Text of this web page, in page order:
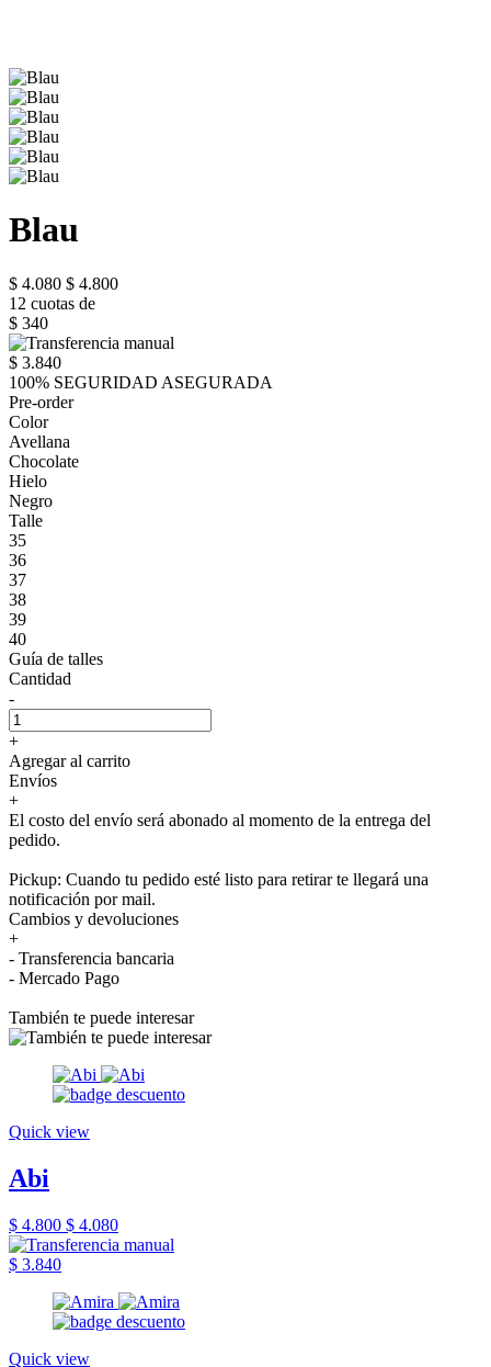
Blau
$ 4.080 $ 4.800
12 cuotas de
$ 340
$ 3.840
100% SEGURIDAD ASEGURADA
Pre-order
Color
Avellana
Chocolate
Hielo
Negro
Talle
35
36
37
38
39
40
Guía de talles
Cantidad
-
+
Agregar al carrito
Envíos
+
El costo del envío será abonado al momento de la entrega del
pedido.
Pickup: Cuando tu pedido esté listo para retirar te llegará una
notificación por mail.
Cambios y devoluciones
+
- Transferencia bancaria
- Mercado Pago
También te puede interesar
Quick view
Abi
$ 4.800 $ 4.080
$ 3.840
Quick view